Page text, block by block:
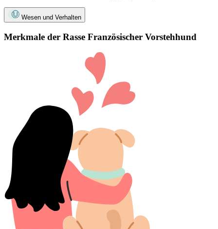
Wesen und Verhalten
Merkmale der Rasse Französischer Vorstehhund